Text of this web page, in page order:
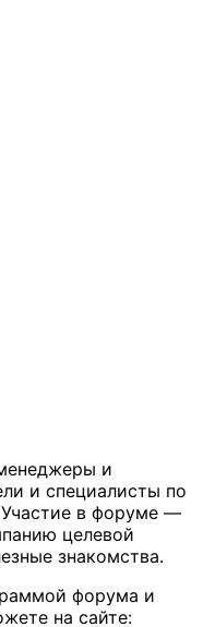
и
и специалисты по
Участие в форуме —
целевой
знакомства.
форума и
на сайте: